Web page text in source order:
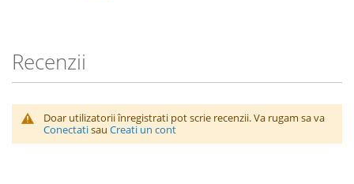
Recenzii
Doar utilizatorii înregistrati pot scrie recenzii. Va rugam sa va
Conectatisau Creati un cont